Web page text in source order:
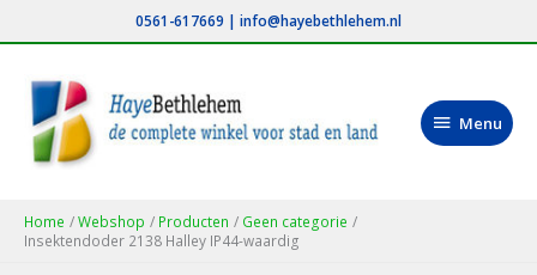
naar
inhoud
0561-617669 | info@hayebethlehem.nl
Menu
Menu
Home Webshop Producten
Geen categorie
Insektendoder 2138 Halley IP44-waardig